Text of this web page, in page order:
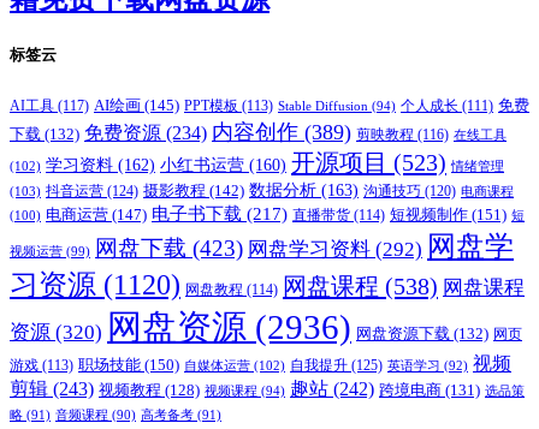
标签云
AI工具 (117) AI绘画 (145) PPT模板 (113) Stable Diffusion (94) 个人成长 (111) 免费
下载 (132) 免费资源 (234) 内容创作 (389) 剪映教程 (116) 在线工具
(102) 学习资料 (162) 小红书运营 (160) 开源项目 (523) 情绪管理
(103) 抖音运营 (124) 摄影教程 (142) 数据分析 (163) 沟通技巧 (120) 电商课程
(100) 电商运营 (147) 电子书下载 (217) 直播带货 (114) 短视频制作 (151) 短
视频运营 (99) 网盘下载 (423) 网盘学习资料 (292) 网盘学
习资源 (1120) 网盘教程 (114) 网盘课程 (538) 网盘课程
资源 (320) 网盘资源 (2936) 网盘资源下载 (132) 网页
游戏 (113) 职场技能 (150) 自媒体运营 (102) 自我提升 (125) 英语学习 (92) 视频
剪辑 (243) 视频教程 (128) 视频课程 (94) 趣站 (242) 跨境电商 (131) 选品策
略 (91) 音频课程 (90) 高考备考 (91)